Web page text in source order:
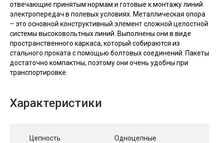
отвечающие принятым нормам и готовые к монтажу линий
электропередач в полевых условиях. Металлическая опора
– это основной конструктивный элемент сложной целостной
системы высоковольтных линий. Выполнены они в виде
пространственного каркаса, который собираются из
стального проката с помощью болтовых соединений. Пакеты
достаточно компактны, поэтому они очень удобны при
транспортировке.
Характеристики
Цепность Одноцепные